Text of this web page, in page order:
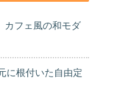
カフェ風の和モダ
に根付いた自由定